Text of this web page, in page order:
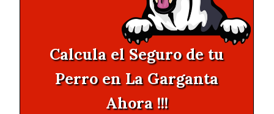
Calcula el Seguro de tu
Perro en La Garganta
Ahora !!!